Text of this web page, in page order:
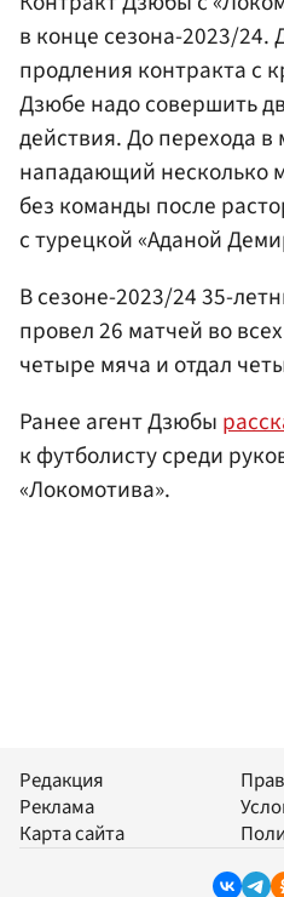
в конце сезона-2023/24.
продления контракта с
Дзюбе надо совершить
действия. До перехода
нападающий несколько
без команды после
с турецкой «Аданой
В сезоне-2023/24 35-
провел 26 матчей во
четыре мяча и отдал
Ранее агент Дзюбы
к футболисту среди
«Локомотива».
Редакция
Реклама
Карта сайта